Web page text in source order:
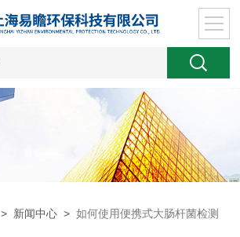
> 新闻中心 >如何使用便携式大肠杆菌检测